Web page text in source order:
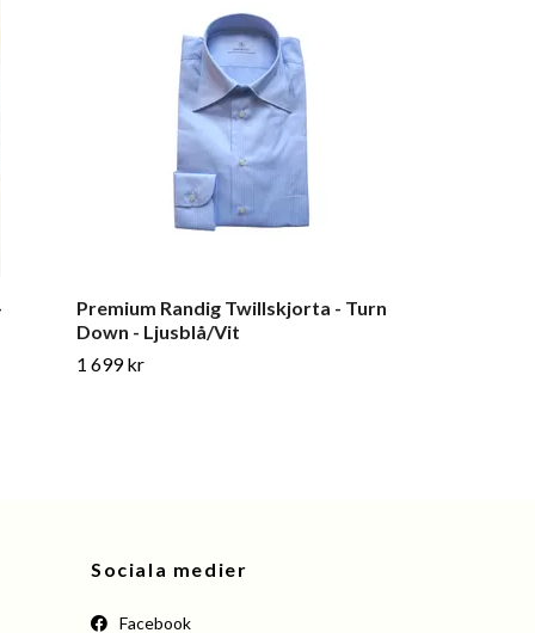
Premium Randig Twillskjorta - Turn
Down - Ljusblå/Vit
1 699 kr
Sociala medier
Facebook